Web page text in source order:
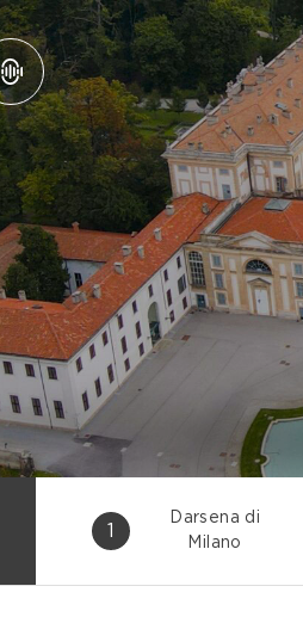
1
Darsena di
Milano